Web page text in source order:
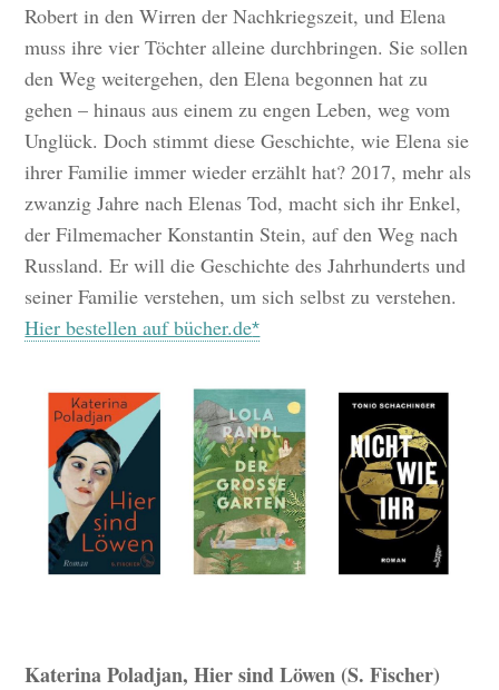
Robert in den Wirren der Nachkriegszeit, und Elena
muss ihre vier Töchter alleine durchbringen. Sie sollen
den Weg weitergehen, den Elena begonnen hat zu
gehen – hinaus aus einem zu engen Leben, weg vom
Unglück. Doch stimmt diese Geschichte, wie Elena sie
ihrer Familie immer wieder erzählt hat? 2017, mehr als
zwanzig Jahre nach Elenas Tod, macht sich ihr Enkel,
der Filmemacher Konstantin Stein, auf den Weg nach
Russland. Er will die Geschichte des Jahrhunderts und
seiner Familie verstehen, um sich selbst zu verstehen.
Hier bestellen auf bücher.de
Katerina Poladjan, Hier sind Löwen (S. Fischer)